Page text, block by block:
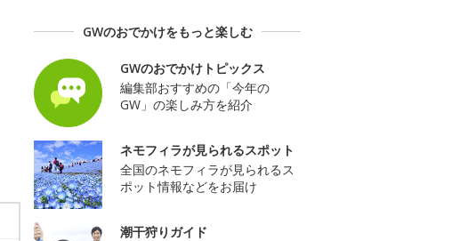
GWのおでかけをもっと楽しむ
GWのおでかけトピックス
編集部おすすめの「今年の
GW」の楽しみ方を紹介
ネモフィラが見られるスポット
全国のネモフィラが見られるス
ポット情報などをお届け
潮干狩りガイド